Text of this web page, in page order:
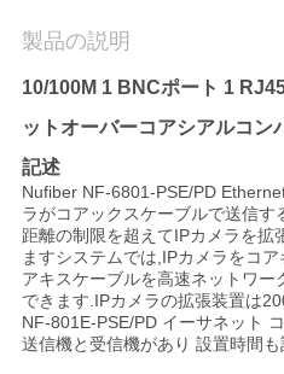
連
絡
し
な
さ
い
ニ
製品の説明
10/100M 1 BNCポート 1
ットオーバーコアシアルコン
記述
Nufiber NF-6801-PSE/PD
ラがコアックスケーブルで送信
距離の制限を超えてIPカメラを拡
ますシステムでは,IPカメラをコ
アキスケーブルを高速ネットワ
できます.IPカメラの拡張装置は
NF-801E-PSE/PD イーサネット
送信機と受信機があり 設置時間